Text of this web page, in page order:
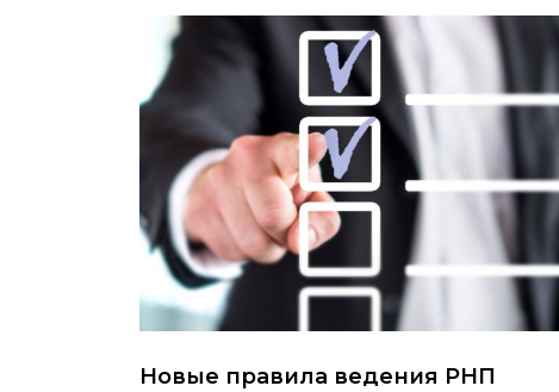
Новые правила ведения РНП